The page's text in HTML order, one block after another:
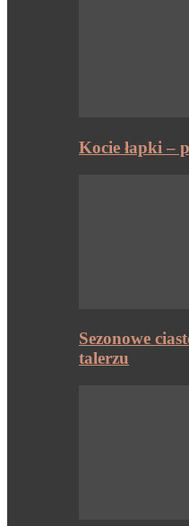
Kocie łapki –
Sezonowe
talerzu